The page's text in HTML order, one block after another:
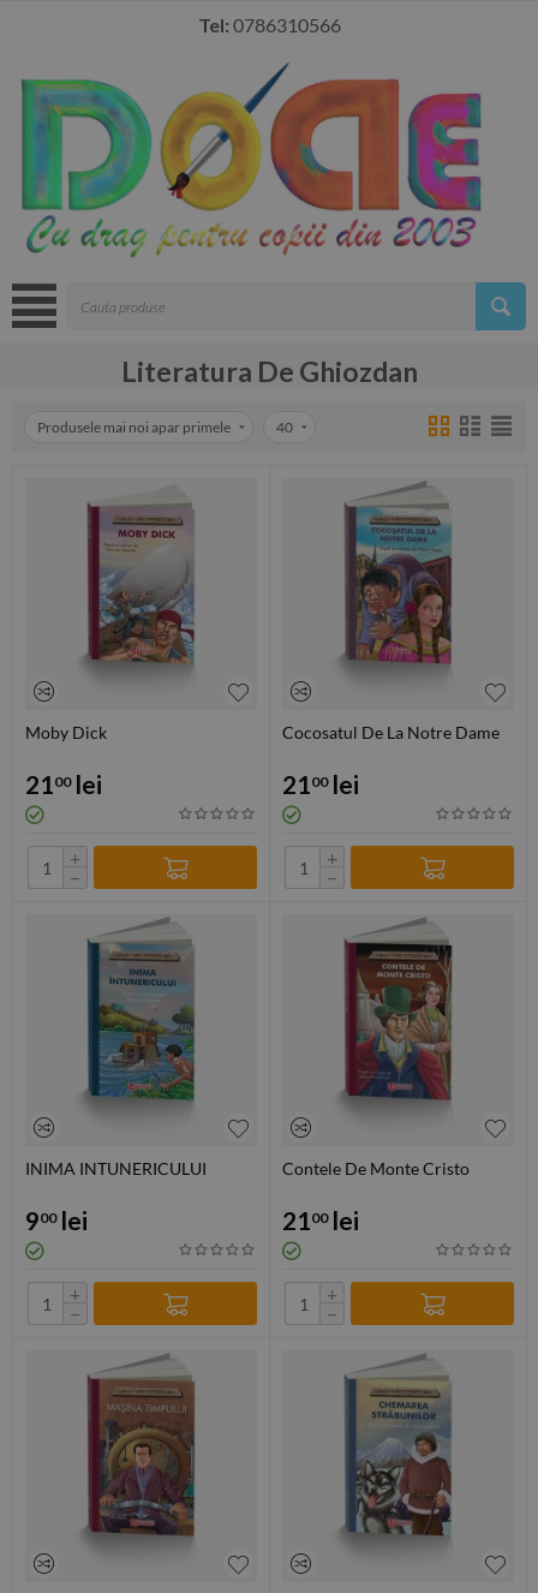
Tel: 0786310566
Literatura De Ghiozdan
Produsele mai noi apar primele 40
Moby Dick
2100 lei
+
−
Cocosatul De La Notre Dame
2100 lei
+
−
INIMA INTUNERICULUI
900 lei
+
−
Contele De Monte Cristo
2100 lei
+
−